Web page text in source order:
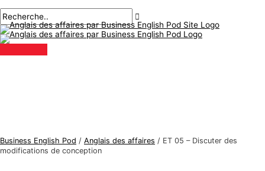
au
contenu
principal
Business English Pod / Anglais des affaires / ET 05 – Discuter des
modifications de conception
des
articles
ici..
mail*
S
u
j
e
n
R
e
c
h
r